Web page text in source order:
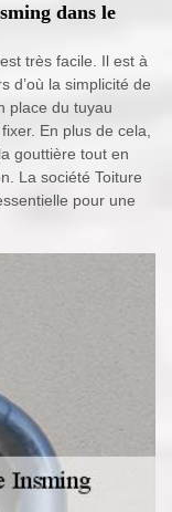
dans le
très facile. Il est à
d’où la simplicité de
place du tuyau
En plus de cela,
gouttière tout en
La société Toiture
pour une